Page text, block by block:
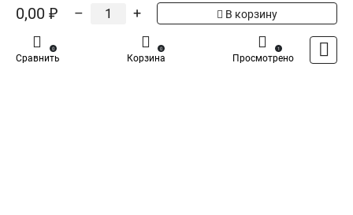
0,00 ₽ – + В корзину
Сравнить
0
Корзина
0
Просмотрено
1